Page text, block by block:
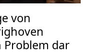
von
dar